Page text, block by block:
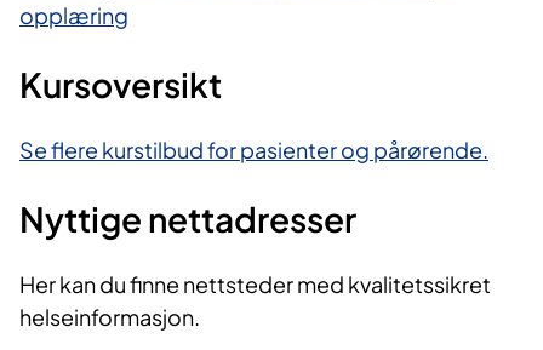
opplæring
Kursoversikt
Se flere kurstilbud for pasienter og pårørende.
Nyttige nettadresser
Her kan du finne nettsteder med kvalitetssikret
helseinformasjon.